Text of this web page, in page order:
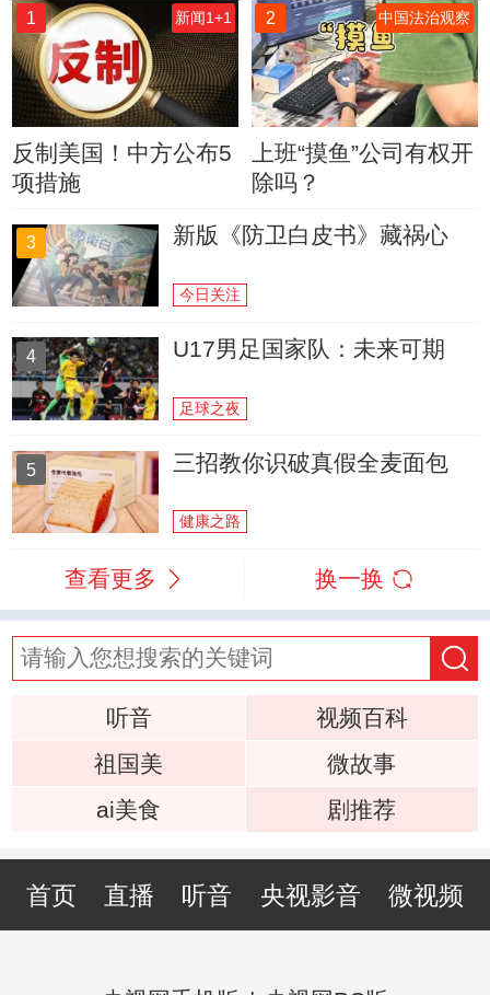
1 新闻1+1
反制美国！中方公布5
项措施
2 中国法治观察
上班“摸鱼”公司有权开
除吗？
3 新版《防卫白皮书》藏祸心
今日关注
4 U17男足国家队：未来可期
足球之夜
5 三招教你识破真假全麦面包
健康之路
查看更多 换一换
听音
视频百科
祖国美
微故事
ai美食
剧推荐
首页 直播 听音 央视影音 微视频